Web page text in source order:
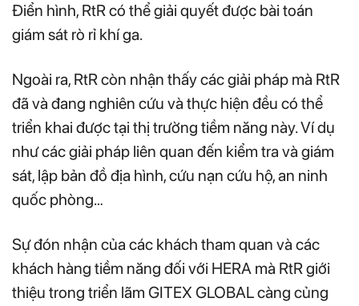
Điển hình, RtR có thể giải quyết được bài toán
giám sát rò rỉ khí ga.
Ngoài ra, RtR còn nhận thấy các giải pháp mà RtR
đã và đang nghiên cứu và thực hiện đều có thể
triển khai được tại thị trường tiềm năng này. Ví dụ
như các giải pháp liên quan đến kiểm tra và giám
sát, lập bản đồ địa hình, cứu nạn cứu hộ, an ninh
quốc phòng…
Sự đón nhận của các khách tham quan và các
khách hàng tiềm năng đối với HERA mà RtR giới
thiệu trong triển lãm GITEX GLOBAL càng củng